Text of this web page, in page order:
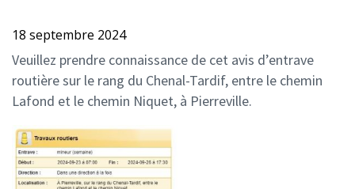
18 septembre 2024
Veuillez prendre connaissance de cet avis d’entrave
routière sur le rang du Chenal-Tardif, entre le chemin
Lafond et le chemin Niquet, à Pierreville.